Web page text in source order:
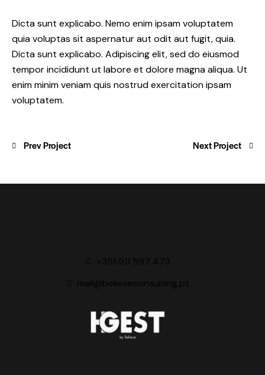
Dicta sunt explicabo. Nemo enim ipsam voluptatem
quia voluptas sit aspernatur aut odit aut fugit, quia.
Dicta sunt explicabo. Adipiscing elit, sed do eiusmod
tempor incididunt ut labore et dolore magna aliqua. Ut
enim minim veniam quis nostrud exercitation ipsam
voluptatem.
Prev Project Next Project
+351 911 597 473
mail@believeconsulting.pt